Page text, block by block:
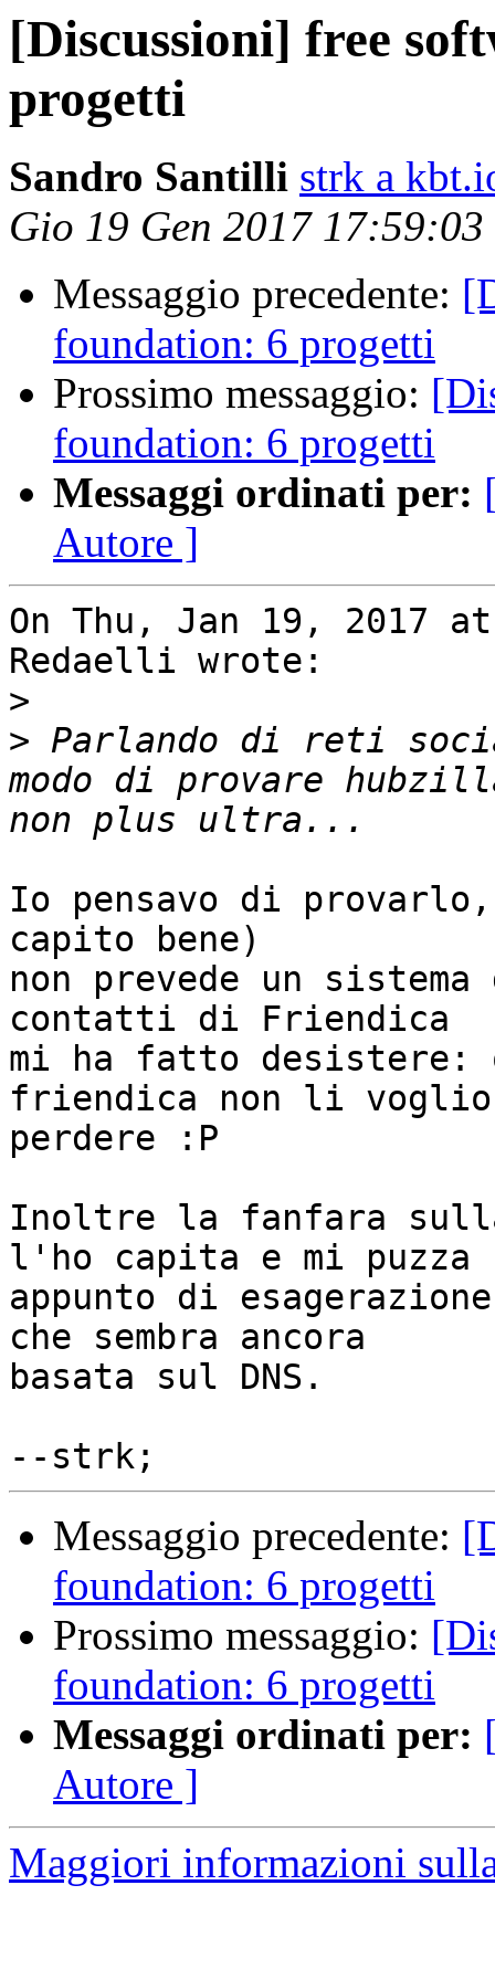
[Discussioni] free
progetti
Sandro Santilli strk a
Gio 19 Gen 2017 17:59:03
Messaggio precedente:
foundation: 6 progetti
Prossimo messaggio:
foundation: 6 progetti
Messaggi ordinati per:
Autore ]
On Thu, Jan 19, 2017
Redaelli wrote:
>
> Parlando di reti
modo di provare
Io pensavo di
capito bene)
non prevede un
contatti di Friendica
mi ha fatto desistere:
friendica non li voglio
perdere :P
Inoltre la fanfara
l'ho capita e mi puzza
appunto di
che sembra ancora
basata sul DNS.
Messaggio precedente:
foundation: 6 progetti
Prossimo messaggio:
foundation: 6 progetti
Messaggi ordinati per:
Autore ]
Maggiori informazioni